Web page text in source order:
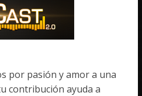
por pasión y amor a una
contribución ayuda a